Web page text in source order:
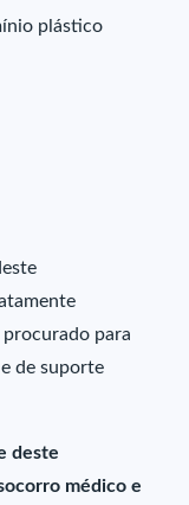
plástico
para
de suporte
deste
médico e